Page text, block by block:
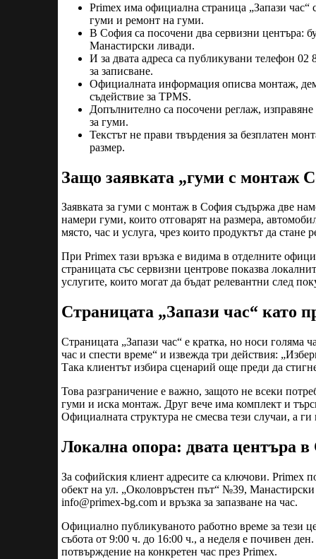
Primex има официална страница „Запази
гуми и ремонт на гуми.
В София са посочени два сервизни центъра:
Манастирски ливади.
И за двата адреса са публикувани телефон
за записване.
Официалната информация описва монтаж,
съдействие за TPMS.
Допълнително са посочени реглаж,
за гуми.
Текстът не прави твърдения за безплатен
размер.
Защо заявката „гуми с монтаж
Заявката за гуми с монтаж в София съдържа две
намери гуми, които отговарят на размера,
място, час и услуга, чрез които продуктът да стане
При Primex тази връзка е видима в отделните
страницата със сервизни центрове показва
услугите, които могат да бъдат релевантни след
Страницата „Запази час“ като
Страницата „Запази час“ е кратка, но носи голяма
час и спести време“ и извежда три действия:
Така клиентът избира сценарий още преди да
Това разграничение е важно, защото не всеки
гуми и иска монтаж. Друг вече има комплект и
Официалната структура не смесва тези случаи, а
Локална опора: двата центъра
За софийския клиент адресите са ключови. Primex
обект на ул. „Околовръстен път“ №39,
info@primex-bg.com и връзка за запазване на час.
Официално публикуваното работно време за тези
събота от 9:00 ч. до 16:00 ч., а неделя е почивен
потвърждение на конкретен час през Primex.